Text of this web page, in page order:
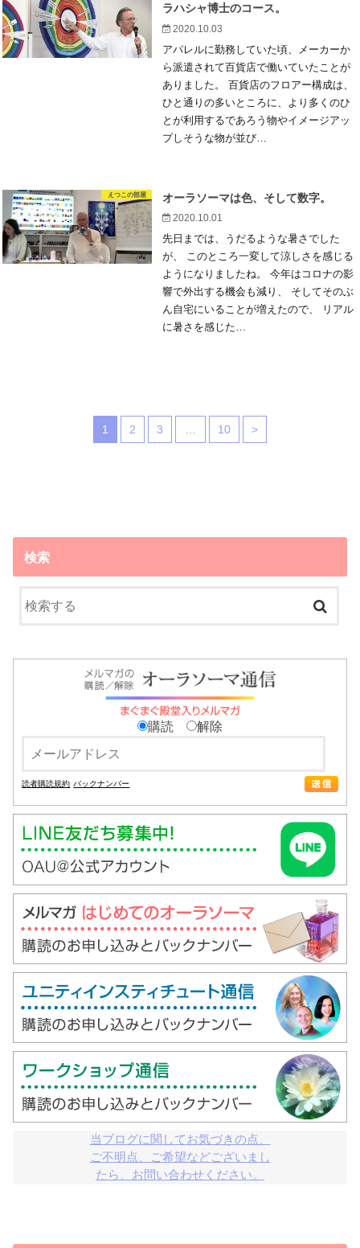
ラハシャ博士のコース。
2020.10.03
アパレルに勤務していた頃、メーカーか
ら派遣されて百貨店で働いていたことが
ありました。 百貨店のフロアー構成は、
ひと通りの多いところに、より多くのひ
とが利用するであろう物やイメージアッ
プしそうな物が並び…
えつこの部屋 オーラソーマは色、そして数字。
2020.10.01
先日までは、うだるような暑さでした
が、 このところ一変して涼しさを感じる
ようになりましたね。 今年はコロナの影
響で外出する機会も減り、 そしてそのぶ
ん自宅にいることが増えたので、 リアル
に暑さを感じた…
1 2 3 10 >
検索
購読 解除
読者購読規約 バックナンバー
当ブログに関してお気づきの点、
ご不明点、ご希望などございまし
たら、お問い合わせください。